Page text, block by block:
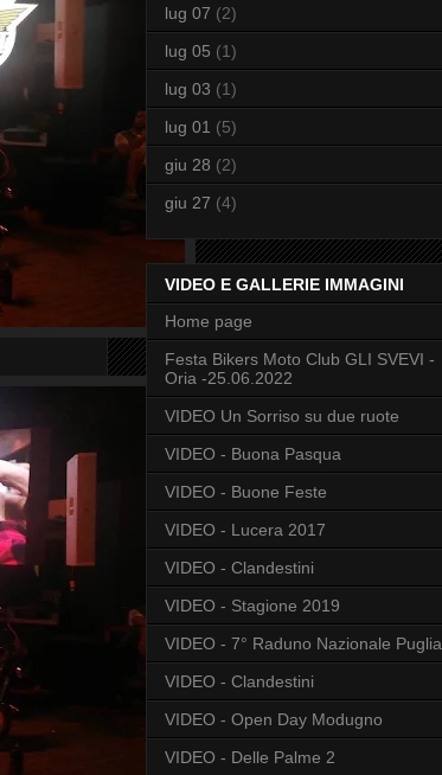
lug 07 (2)
lug 05 (1)
lug 03 (1)
lug 01 (5)
giu 28 (2)
giu 27 (4)
VIDEO E GALLERIE IMMAGINI
Home page
Festa Bikers Moto Club GLI SVEVI -
Oria -25.06.2022
VIDEO Un Sorriso su due ruote
VIDEO - Buona Pasqua
VIDEO - Buone Feste
VIDEO - Lucera 2017
VIDEO - Clandestini
VIDEO - Stagione 2019
VIDEO - 7° Raduno Nazionale Puglia
VIDEO - Clandestini
VIDEO - Open Day Modugno
VIDEO - Delle Palme 2